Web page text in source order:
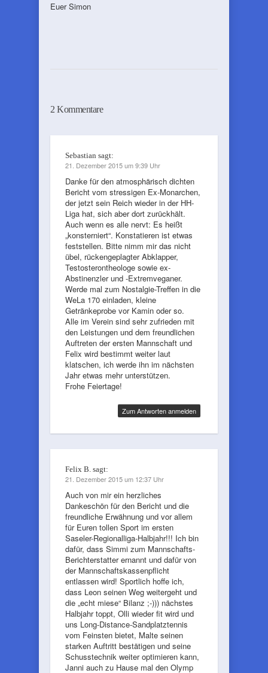
Euer Simon
2 Kommentare
Sebastian sagt:
21. Dezember 2015 um 9:39 Uhr
Danke für den atmosphärisch dichten
Bericht vom stressigen Ex-Monarchen,
der jetzt sein Reich wieder in der HH-
Liga hat, sich aber dort zurückhält.
Auch wenn es alle nervt: Es heißt
„konsterniert“. Konstatieren ist etwas
feststellen. Bitte nimm mir das nicht
übel, rückengeplagter Abklapper,
Testosterontheologe sowie ex-
Abstinenzler und -Extremveganer.
Werde mal zum Nostalgie-Treffen in die
WeLa 170 einladen, kleine
Getränkeprobe vor Kamin oder so.
Alle im Verein sind sehr zufrieden mit
den Leistungen und dem freundlichen
Auftreten der ersten Mannschaft und
Felix wird bestimmt weiter laut
klatschen, ich werde ihn im nächsten
Jahr etwas mehr unterstützen.
Frohe Feiertage!
Zum Antworten anmelden
Felix B. sagt:
21. Dezember 2015 um 12:37 Uhr
Auch von mir ein herzliches
Dankeschön für den Bericht und die
freundliche Erwähnung und vor allem
für Euren tollen Sport im ersten
Saseler-Regionalliga-Halbjahr!!! Ich bin
dafür, dass Simmi zum Mannschafts-
Berichterstatter ernannt und dafür von
der Mannschaftskassenpflicht
entlassen wird! Sportlich hoffe ich,
dass Leon seinen Weg weitergeht und
die „echt miese“ Bilanz ;-))) nächstes
Halbjahr toppt, Olli wieder fit wird und
uns Long-Distance-Sandplatztennis
vom Feinsten bietet, Malte seinen
starken Auftritt bestätigen und seine
Schusstechnik weiter optimieren kann,
Janni auch zu Hause mal den Olymp